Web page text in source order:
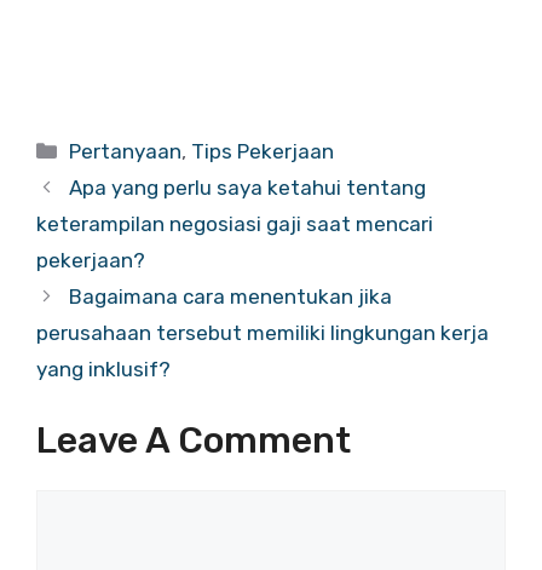
Categories
Pertanyaan, Tips Pekerjaan
Apa yang perlu saya ketahui tentang
keterampilan negosiasi gaji saat mencari
pekerjaan?
Bagaimana cara menentukan jika
perusahaan tersebut memiliki lingkungan kerja
yang inklusif?
Leave A Comment